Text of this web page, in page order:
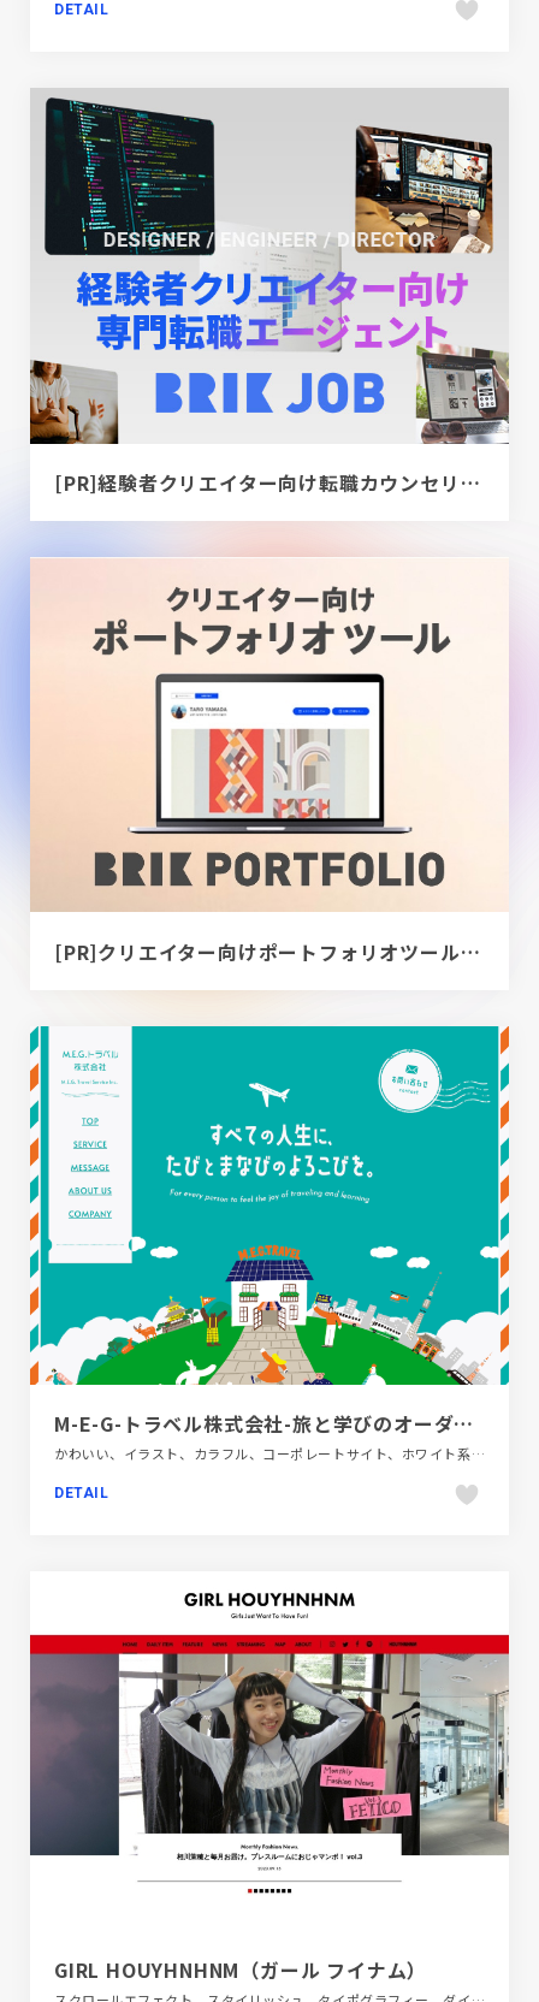
DETAIL
[PR]経験者クリエイター向け転職カウンセリング｜デザイナー / ディレクター / エンジニア
[PR]クリエイター向けポートフォリオツール｜BRIK PORTFOLIO
M-E-G-トラベル株式会社-旅と学びのオーダーメイド
かわいい、イラスト、カラフル、コーポレートサイト、ホワイト系、ポップ、旅行・ホテル・観光
DETAIL
GIRL HOUYHNHNM（ガール フイナム）